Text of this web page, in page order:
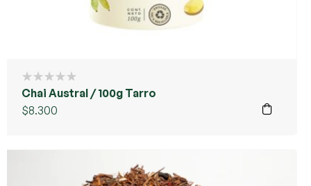
Chai Austral / 100g Tarro
$8.300